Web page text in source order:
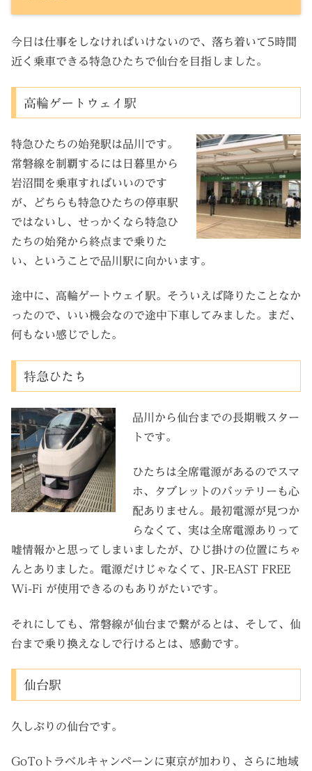
今日は仕事をしなければいけないので、落ち着いて5時間
近く乗車できる特急ひたちで仙台を目指しました。
高輪ゲートウェイ駅
特急ひたちの始発駅は品川です。
常磐線を制覇するには日暮里から
岩沼間を乗車すればいいのです
が、どちらも特急ひたちの停車駅
ではないし、せっかくなら特急ひ
たちの始発から終点まで乗りた
い、ということで品川駅に向かいます。
途中に、高輪ゲートウェイ駅。そういえば降りたことなか
ったので、いい機会なので途中下車してみました。まだ、
何もない感じでした。
特急ひたち
品川から仙台までの長期戦スター
トです。
ひたちは全席電源があるのでスマ
ホ、タブレットのバッテリーも心
配ありません。最初電源が見つか
らなくて、実は全席電源ありって
嘘情報かと思ってしまいましたが、ひじ掛けの位置にちゃ
んとありました。電源だけじゃなくて、JR-EAST FREE
Wi-Fi が使用できるのもありがたいです。
それにしても、常磐線が仙台まで繋がるとは、そして、仙
台まで乗り換えなしで行けるとは、感動です。
仙台駅
久しぶりの仙台です。
GoToトラベルキャンペーンに東京が加わり、さらに地域